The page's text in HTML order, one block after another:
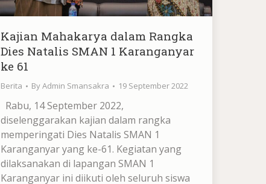
Kajian Mahakarya dalam Rangka
Dies Natalis SMAN 1 Karanganyar
ke 61
Berita ByAdmin Smansakra 19 September 2022
Rabu, 14 September 2022,
diselenggarakan kajian dalam rangka
memperingati Dies Natalis SMAN 1
Karanganyar yang ke-61. Kegiatan yang
dilaksanakan di lapangan SMAN 1
Karanganyar ini diikuti oleh seluruh siswa